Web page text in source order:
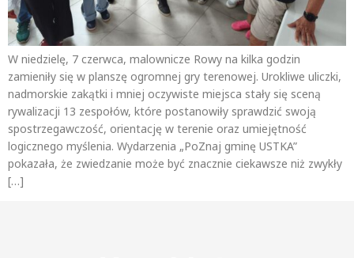
W niedzielę, 7 czerwca, malownicze Rowy na kilka godzin
zamieniły się w planszę ogromnej gry terenowej. Urokliwe uliczki,
nadmorskie zakątki i mniej oczywiste miejsca stały się sceną
rywalizacji 13 zespołów, które postanowiły sprawdzić swoją
spostrzegawczość, orientację w terenie oraz umiejętność
logicznego myślenia. Wydarzenia „PoZnaj gminę USTKA”
pokazała, że zwiedzanie może być znacznie ciekawsze niż zwykły
[…]